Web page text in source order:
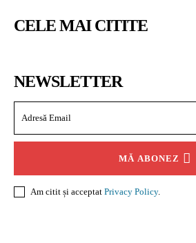
CELE MAI CITITE
NEWSLETTER
MĂ ABONEZ
Am citit și acceptat Privacy Policy.